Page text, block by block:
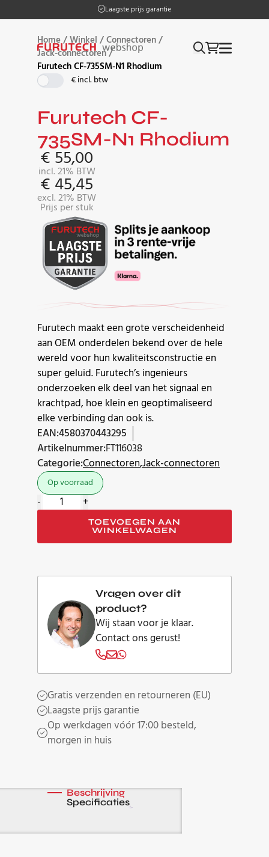
Laagste prijs garantie
Home/Winkel /Connectoren/
Jack-connectoren/
Furutech CF-735SM-N1 Rhodium
€ incl. btw
Furutech CF-
735SM-N1 Rhodium
€55,00
incl. 21% BTW
€ 45,45
excl. 21% BTW
Prijs per stuk
Furutech maakt een grote verscheidenheid
aan OEM onderdelen bekend over de hele
wereld voor hun kwaliteitsconstructie en
super geluid. Furutech’s ingenieurs
onderzoeken elk deel van het signaal en
krachtpad, hoe klein en geoptimaliseerd
elke verbinding dan ook is.
EAN:4580370443295
Artikelnummer:FT116038
Categorie:ConnectorenJack-connectoren
Op voorraad
Furutech
CF-
N1
aantal
- +
TOEVOEGEN AAN
WINKELWAGEN
Vragen over dit
product?
Wij staan voor je klaar.
Contact ons gerust!
Gratis verzenden en retourneren (EU)
Laagste prijs garantie
Op werkdagen vóór 17:00 besteld,
morgen in huis
Beschrijving
Specificaties